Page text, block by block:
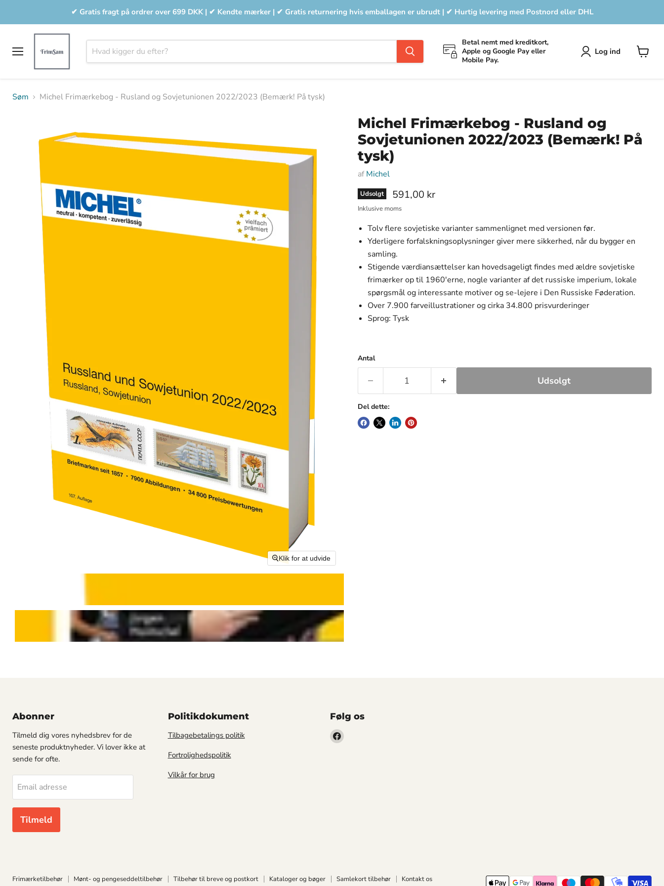
✔ Gratis fragt på ordrer over 699 DKK | ✔ Kendte mærker | ✔ Gratis returnering hvis emballagen er ubrudt | ✔ Hurtig levering med Postnord eller DHL
Betal nemt med kreditkort,
Apple og Google Pay eller
Mobile Pay.
Log ind
Søm Michel Frimærkebog - Rusland og Sovjetunionen 2022/2023 (Bemærk! På tysk)
Klik for at udvide
Michel Frimærkebog - Rusland og
Sovjetunionen 2022/2023 (Bemærk! På
tysk)
afMichel
Udsolgt Nuværende pris
591,00 kr
Inklusive moms
Tolv flere sovjetiske varianter sammenlignet med versionen før.
Yderligere forfalskningsoplysninger giver mere sikkerhed, når du bygger en
samling.
Stigende værdiansættelser kan hovedsageligt findes med ældre sovjetiske
frimærker op til 1960'erne, nogle varianter af det russiske imperium, lokale
spørgsmål og interessante motiver og se-lejere i Den Russiske Føderation.
Over 7.900 farveillustrationer og cirka 34.800 prisvurderinger
Sprog: Tysk
Antal
Udsolgt
Del dette:
Abonner
Tilmeld dig vores nyhedsbrev for de
seneste produktnyheder. Vi lover ikke at
sende for ofte.
Email adresse
Tilmeld
Politikdokument
Tilbagebetalings politik
Fortrolighedspolitik
Vilkår for brug
Følg os
Find
Frimærketilbehør Mønt- og pengeseddeltilbehør Tilbehør til breve og postkort Kataloger og bøger Samlekort tilbehør Kontakt os